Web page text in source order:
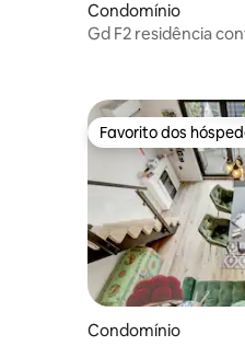
Condomínio
Gd F2 residência
Favorito dos
Favorito dos
Condomínio